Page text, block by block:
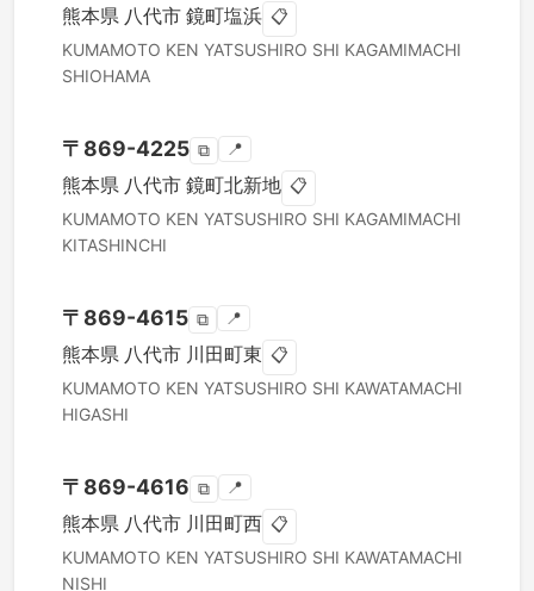
熊本県 八代市 鏡町塩浜 📋
KUMAMOTO KEN YATSUSHIRO SHI KAGAMIMACHI
SHIOHAMA
〒 869-4225 ⧉ 📍
熊本県 八代市 鏡町北新地 📋
KUMAMOTO KEN YATSUSHIRO SHI KAGAMIMACHI
KITASHINCHI
〒 869-4615 ⧉ 📍
熊本県 八代市 川田町東 📋
KUMAMOTO KEN YATSUSHIRO SHI KAWATAMACHI
HIGASHI
〒 869-4616 ⧉ 📍
熊本県 八代市 川田町西 📋
KUMAMOTO KEN YATSUSHIRO SHI KAWATAMACHI
NISHI